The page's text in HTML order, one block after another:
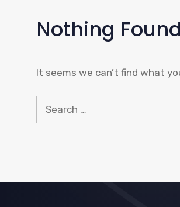
Nothing Found
It seems we can’t find what
Search